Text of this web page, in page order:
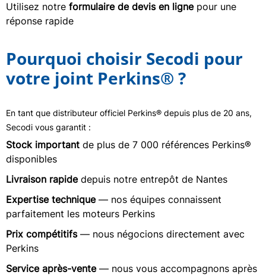
Utilisez notre formulaire de devis en lignepour une
réponse rapide
Pourquoi choisir Secodi pour
votre joint Perkins® ?
En tant que distributeur officiel Perkins® depuis plus de 20 ans,
Secodi vous garantit :
Stock important de plus de 7 000 références Perkins®
disponibles
Livraison rapidedepuis notre entrepôt de Nantes
Expertise technique— nos équipes connaissent
parfaitement les moteurs Perkins
Prix compétitifs— nous négocions directement avec
Perkins
Service après-vente— nous vous accompagnons après